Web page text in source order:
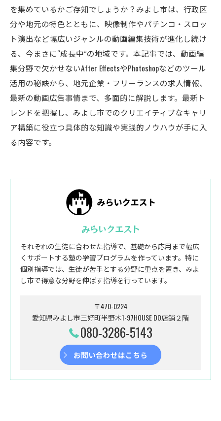
を集めているかご存知でしょうか？みよし市は、行政区
分や地元の特色とともに、映像制作やパチンコ・スロッ
ト演出など幅広いジャンルの動画編集技術が進化し続け
る、今まさに“成長中”の地域です。本記事では、動画編
集分野で欠かせないAfter EffectsやPhotoshopなどのツール
活用の秘訣から、地元企業・フリーランスの求人情報、
最新の動画広告事情まで、多面的に解説します。最新ト
レンドを把握し、みよし市でのクリエイティブなキャリ
ア構築に役立つ具体的な知識や実践的ノウハウが手に入
る内容です。
みらいクエスト
それぞれの生徒に合わせた指導で、基礎から応用まで幅広
くサポートする塾の学習プログラムを作っています。特に
個別指導では、生徒が苦手とする分野に重点を置き、みよ
し市で得意な分野を伸ばす指導を行っています。
〒470-0224
愛知県みよし市三好町半野木1-97HOUSE DO店舗２階
080-3286-5143
お問い合わせはこちら